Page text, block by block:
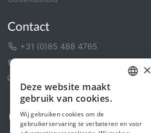
Contact
+31 (0)85 488 4765
ENGLISH
×
Deze website maakt
gebruik van cookies.
Wij gebruiken cookies om de
gebruikerservaring te verbeteren en voor